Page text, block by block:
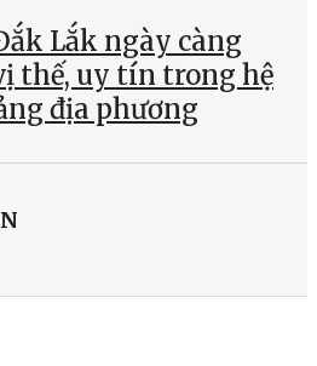
Lắk ngày càng
thế, uy tín trong hệ
địa phương